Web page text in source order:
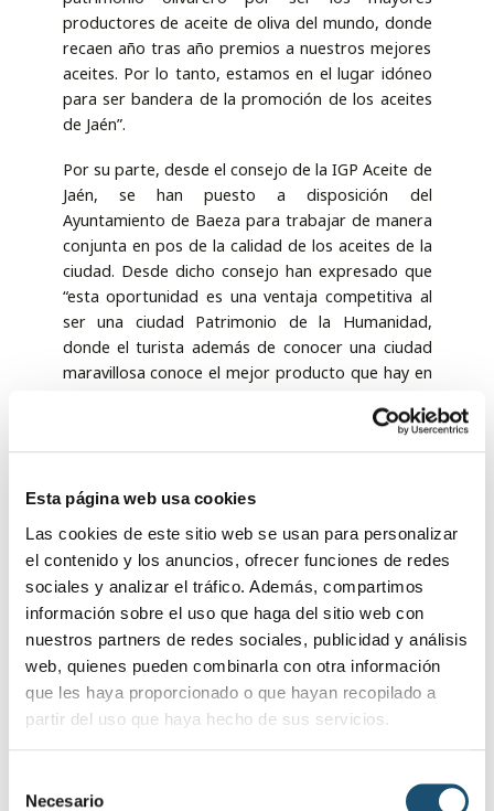
Esta página web usa cookies
Las cookies de este sitio web se usan para personalizar
el contenido y los anuncios, ofrecer funciones de redes
sociales y analizar el tráfico. Además, compartimos
información sobre el uso que haga del sitio web con
nuestros partners de redes sociales, publicidad y análisis
web, quienes pueden combinarla con otra información
que les haya proporcionado o que hayan recopilado a
partir del uso que haya hecho de sus servicios.
Necesario
productores de aceite de oliva del mundo, donde
recaen año tras año premios a nuestros mejores
aceites. Por lo tanto, estamos en el lugar idóneo
para ser bandera de la promoción de los aceites
de Jaén”.
Por su parte, desde el consejo de la IGP Aceite de
Jaén, se han puesto a disposición del
Ayuntamiento de Baeza para trabajar de manera
conjunta en pos de la calidad de los aceites de la
ciudad. Desde dicho consejo han expresado que
“esta oportunidad es una ventaja competitiva al
ser una ciudad Patrimonio de la Humanidad,
donde el turista además de conocer una ciudad
maravillosa conoce el mejor producto que hay en
tanto por sus beneficios para la salud, como por
su sabor y características”.
Desde la IGP han defendido que “el consumidor
para eso, desde los ayuntamientos se tiene que
hacer esa promoción, para que todos los que nos
visiten, cuando vuelvan a sus lugares de origen
busquen y demanden nuestro aceite de oliva”.
OTRAS NOTICIAS DE INTERÉS